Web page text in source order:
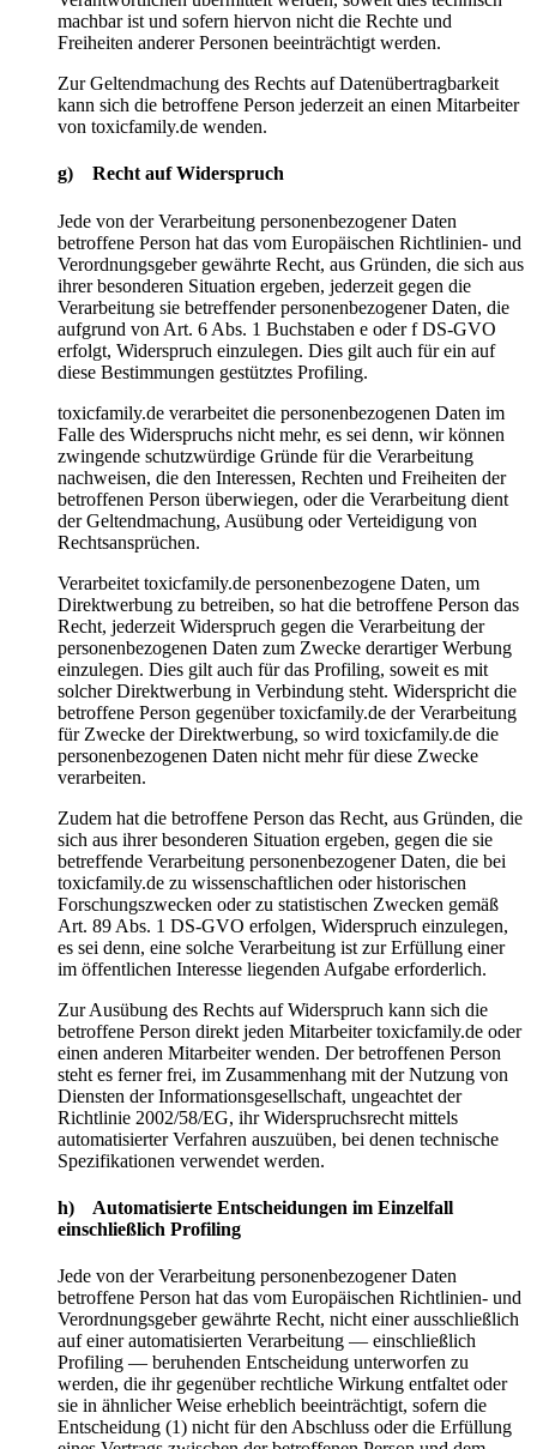
machbar ist und sofern hiervon nicht die Rechte und
Freiheiten anderer Personen beeinträchtigt werden.
Zur Geltendmachung des Rechts auf Datenübertragbarkeit
kann sich die betroffene Person jederzeit an einen Mitarbeiter
von toxicfamily.de wenden.
g) Recht auf Widerspruch
Jede von der Verarbeitung personenbezogener Daten
betroffene Person hat das vom Europäischen Richtlinien- und
Verordnungsgeber gewährte Recht, aus Gründen, die sich aus
ihrer besonderen Situation ergeben, jederzeit gegen die
Verarbeitung sie betreffender personenbezogener Daten, die
aufgrund von Art. 6 Abs. 1 Buchstaben e oder f DS-GVO
erfolgt, Widerspruch einzulegen. Dies gilt auch für ein auf
diese Bestimmungen gestütztes Profiling.
toxicfamily.de verarbeitet die personenbezogenen Daten im
Falle des Widerspruchs nicht mehr, es sei denn, wir können
zwingende schutzwürdige Gründe für die Verarbeitung
nachweisen, die den Interessen, Rechten und Freiheiten der
betroffenen Person überwiegen, oder die Verarbeitung dient
der Geltendmachung, Ausübung oder Verteidigung von
Rechtsansprüchen.
Verarbeitet toxicfamily.de personenbezogene Daten, um
Direktwerbung zu betreiben, so hat die betroffene Person das
Recht, jederzeit Widerspruch gegen die Verarbeitung der
personenbezogenen Daten zum Zwecke derartiger Werbung
einzulegen. Dies gilt auch für das Profiling, soweit es mit
solcher Direktwerbung in Verbindung steht. Widerspricht die
betroffene Person gegenüber toxicfamily.de der Verarbeitung
für Zwecke der Direktwerbung, so wird toxicfamily.de die
personenbezogenen Daten nicht mehr für diese Zwecke
verarbeiten.
Zudem hat die betroffene Person das Recht, aus Gründen, die
sich aus ihrer besonderen Situation ergeben, gegen die sie
betreffende Verarbeitung personenbezogener Daten, die bei
toxicfamily.de zu wissenschaftlichen oder historischen
Forschungszwecken oder zu statistischen Zwecken gemäß
Art. 89 Abs. 1 DS-GVO erfolgen, Widerspruch einzulegen,
es sei denn, eine solche Verarbeitung ist zur Erfüllung einer
im öffentlichen Interesse liegenden Aufgabe erforderlich.
Zur Ausübung des Rechts auf Widerspruch kann sich die
betroffene Person direkt jeden Mitarbeiter toxicfamily.de oder
einen anderen Mitarbeiter wenden. Der betroffenen Person
steht es ferner frei, im Zusammenhang mit der Nutzung von
Diensten der Informationsgesellschaft, ungeachtet der
Richtlinie 2002/58/EG, ihr Widerspruchsrecht mittels
automatisierter Verfahren auszuüben, bei denen technische
Spezifikationen verwendet werden.
h) Automatisierte Entscheidungen im Einzelfall
einschließlich Profiling
Jede von der Verarbeitung personenbezogener Daten
betroffene Person hat das vom Europäischen Richtlinien- und
Verordnungsgeber gewährte Recht, nicht einer ausschließlich
auf einer automatisierten Verarbeitung — einschließlich
Profiling — beruhenden Entscheidung unterworfen zu
werden, die ihr gegenüber rechtliche Wirkung entfaltet oder
sie in ähnlicher Weise erheblich beeinträchtigt, sofern die
Entscheidung (1) nicht für den Abschluss oder die Erfüllung